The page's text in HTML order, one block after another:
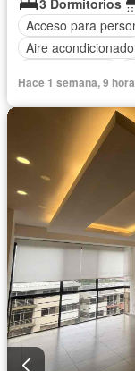
Acceso para
Aire acondicionado
Estacionamiento
Piscina
Vista panorámica
Hace 1 semana, 9